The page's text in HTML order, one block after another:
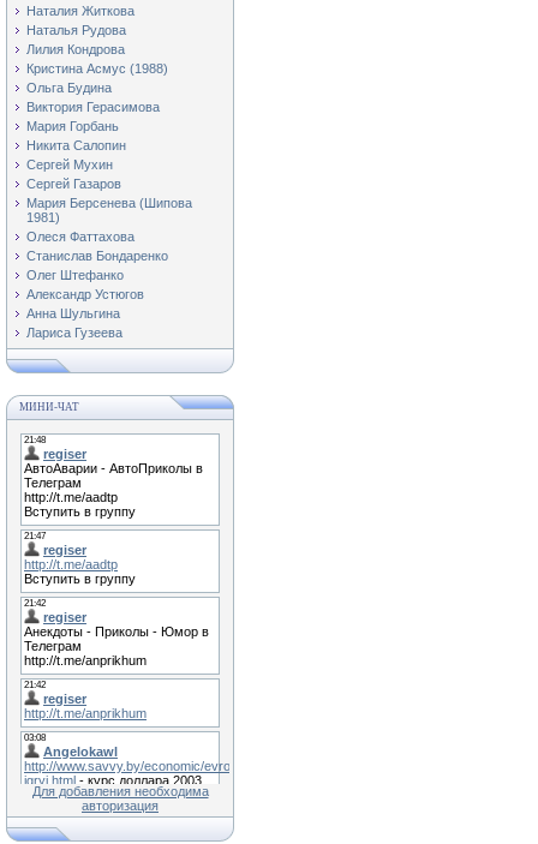
Наталия Житкова
Наталья Рудова
Лилия Кондрова
Кристина Асмус (1988)
Ольга Будина
Виктория Герасимова
Мария Горбань
Никита Салопин
Сергей Мухин
Сергей Газаров
Мария Берсенева (Шипова
1981)
Олеся Фаттахова
Станислав Бондаренко
Олег Штефанко
Александр Устюгов
Анна Шульгина
Лариса Гузеева
МИНИ-ЧАТ
Для добавления необходима
авторизация